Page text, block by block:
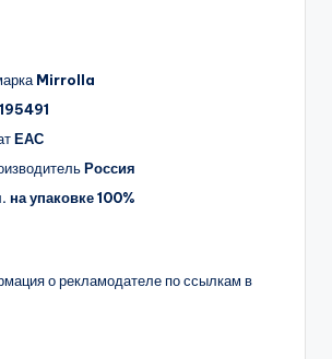
Mirrolla
ЕАС
Россия
на упаковке 100%
о рекламодателе по ссылкам в